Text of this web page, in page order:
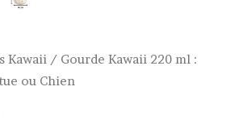
Kawaii / Gourde Kawaii 220 ml :
ou Chien